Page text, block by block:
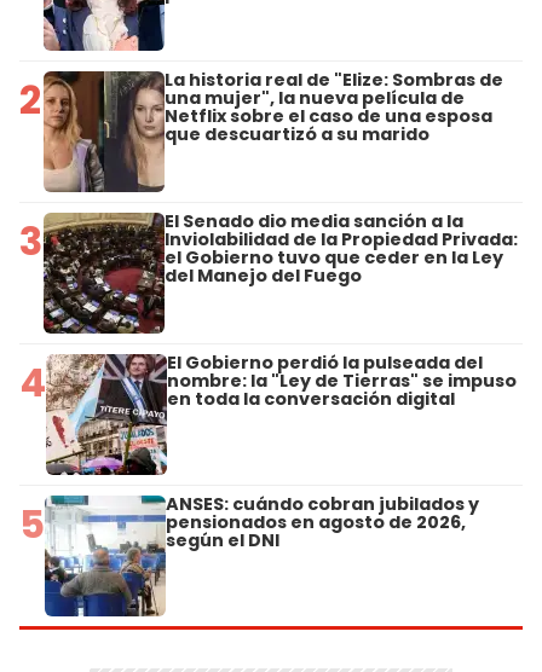
2 La historia real de "Elize: Sombras de
una mujer", la nueva película de
Netflix sobre el caso de una esposa
que descuartizó a su marido
3 El Senado dio media sanción a la
Inviolabilidad de la Propiedad Privada:
el Gobierno tuvo que ceder en la Ley
del Manejo del Fuego
4 El Gobierno perdió la pulseada del
nombre: la "Ley de Tierras" se impuso
en toda la conversación digital
5 ANSES: cuándo cobran jubilados y
pensionados en agosto de 2026,
según el DNI